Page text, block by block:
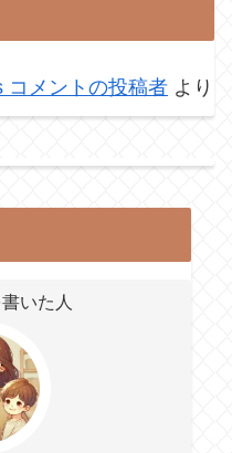
コメントの投稿者 より
いた人